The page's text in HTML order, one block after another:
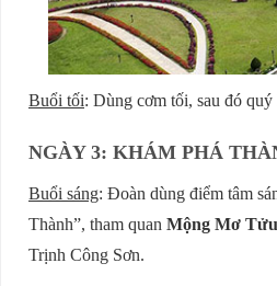
Buổi tối: Dùng cơm tối, sau đó
NGÀY 3: KHÁM PHÁ
Buổi sáng: Đoàn dùng điểm tâm
Thành”, tham quan Mộng Mơ Tửu
Trịnh Công Sơn.